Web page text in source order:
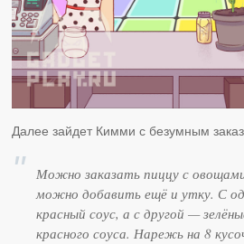
Далее зайдет Кимми с безумным
Можно заказать пиццу с
можно добавить ещё и утку. С
красный соус, а с другой —
красного соуса. Нарежь на 8